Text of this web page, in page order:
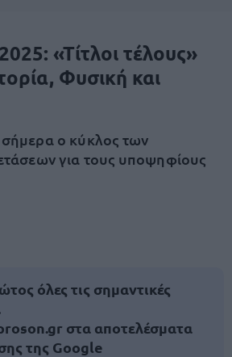
«Τίτλοι τέλους»
Φυσική και
ο κύκλος των
για τους υποψηφίους
όλες τις σημαντικές
στα αποτελέσματα
της Google